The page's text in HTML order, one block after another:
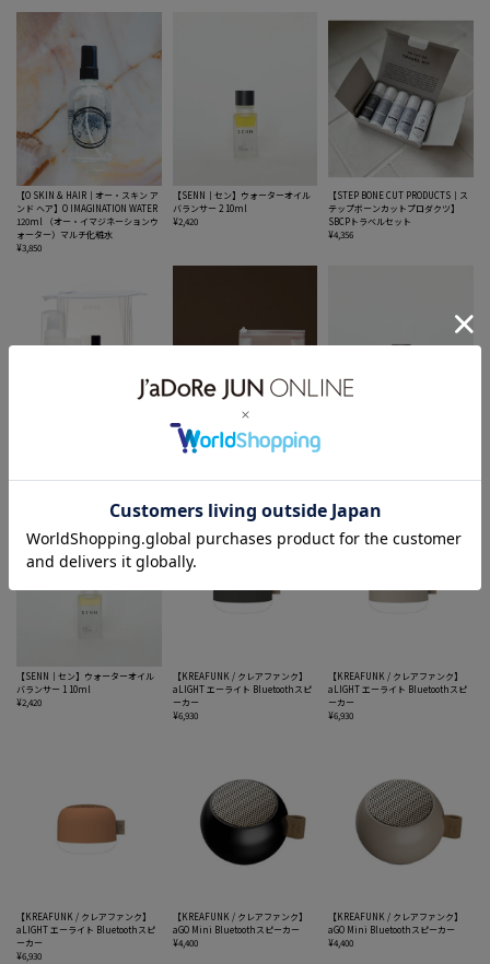
【O SKIN & HAIR｜オー・スキン ア
ンド ヘア】O IMAGINATION WATER
120ml （オー・イマジネーションウ
ォーター）マルチ化粧水
¥3,850
【SENN｜セン】ウォーターオイル
バランサー 2 10ml
¥2,420
【STEP BONE CUT PRODUCTS｜ス
テップボーンカットプロダクツ】
SBCPトラベルセット
¥4,356
【soel｜ソエル】ヘアケアシリーズ
【SENN｜セン】ウォーターオイル
バランサー 1 10ml
¥2,420
【KREAFUNK / クレアファンク】
aLIGHT エーライト Bluetoothスピ
ーカー
¥6,930
【KREAFUNK / クレアファンク】
aLIGHT エーライト Bluetoothスピ
ーカー
¥6,930
【KREAFUNK / クレアファンク】
aLIGHT エーライト Bluetoothスピ
ーカー
¥6,930
【KREAFUNK / クレアファンク】
aGO Mini Bluetoothスピーカー
¥4,400
【KREAFUNK / クレアファンク】
aGO Mini Bluetoothスピーカー
¥4,400